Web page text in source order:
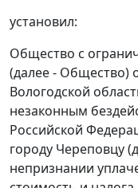
установил:
Общество с
(далее - Общество)
Вологодской
незаконным
Российской
городу Череповцу
непризнании